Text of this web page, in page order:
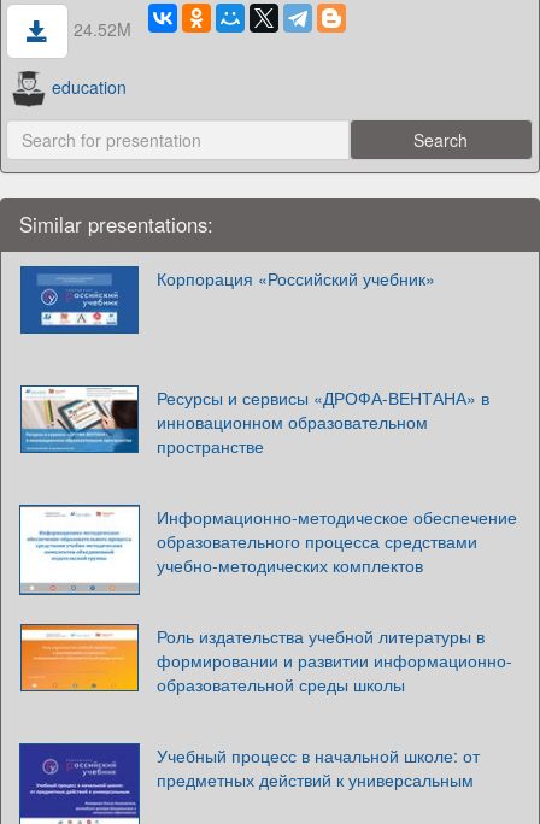
24.52M
education
Similar presentations:
Корпорация «Российский учебник»
Ресурсы и сервисы «ДРОФА-ВЕНТАНА» в
инновационном образовательном
пространстве
Информационно-методическое обеспечение
образовательного процесса средствами
учебно-методических комплектов
Роль издательства учебной литературы в
формировании и развитии информационно-
образовательной среды школы
Учебный процесс в начальной школе: от
предметных действий к универсальным